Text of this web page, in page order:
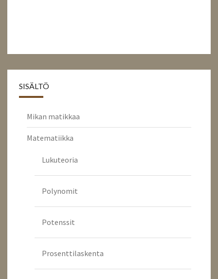
SISÄLTÖ
Mikan matikkaa
Matematiikka
Lukuteoria
Polynomit
Potenssit
Prosenttilaskenta